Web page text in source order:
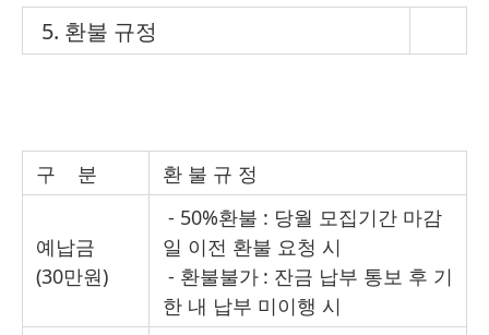
5. 환불 규정
구 분 환 불 규 정
예납금
(30만원)
- 50%환불 : 당월 모집기간 마감
일 이전 환불 요청 시
- 환불불가 : 잔금 납부 통보 후 기
한 내 납부 미이행 시